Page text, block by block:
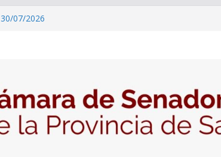
18° Sesión Ordinaria – 6 de agosto
30/07/2026
de Protección y Control Vegetal